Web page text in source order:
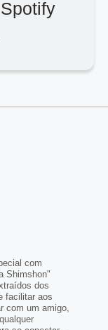
com
Shimshon"
dos
facilitar aos
com um amigo,